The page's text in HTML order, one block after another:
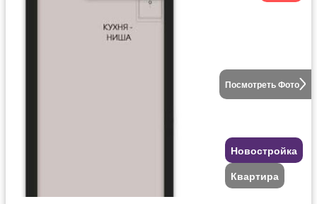
Посмотреть Фото
Новостройка
Квартира